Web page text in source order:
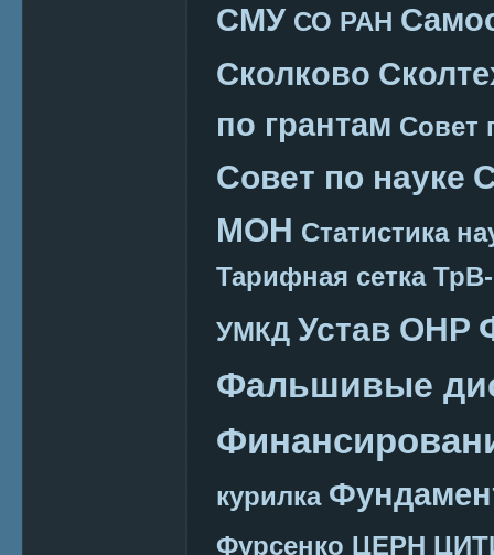
СМУ СО РАН
Сколково
по грантам Совет
Совет по науке
МОН Статистика
Тарифная сетка
УМКД Устав ОНР
Фальшивые
курилка
Фурсенко ЦЕРН